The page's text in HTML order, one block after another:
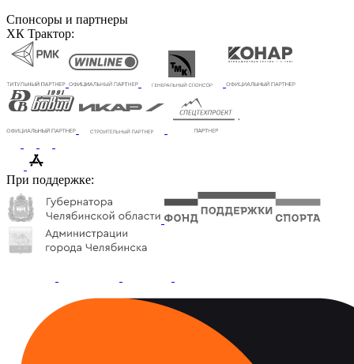
Спонсоры и партнеры
ХК Трактор:
При поддержке: